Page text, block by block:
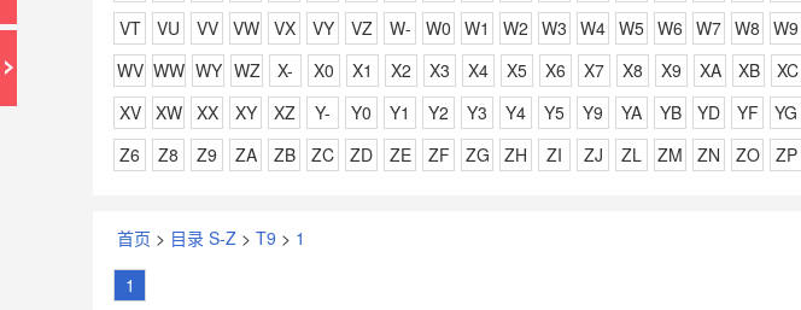
VT
VU VV VW VX VY VZ W- W0 W1 W2 W3 W4 W5 W6 W7 W8 W9
WV WW WY WZ X- X0 X1 X2 X3 X4 X5 X6 X7 X8 X9 XA XB XC
XV
XW XX XY XZ Y- Y0 Y1 Y2 Y3 Y4 Y5 Y9 YA YB YD YF YG
Z6
Z8 Z9 ZA ZB ZC ZD ZE ZF ZG ZH ZI ZJ ZL ZM ZN ZO ZP
首页 > 目录 S-Z > T9 > 1
1